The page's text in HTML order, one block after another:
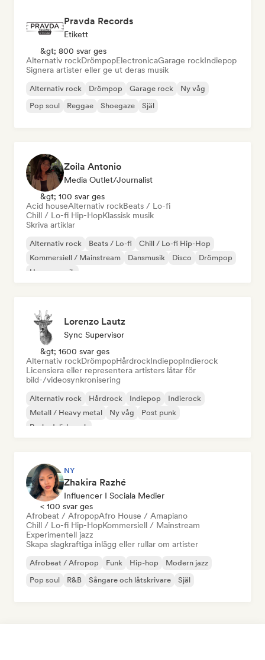
Pravda Records
Etikett
&gt; 800 svar ges
Alternativ rockDrömpopElectronicaGarage rockIndiepop
Signera artister eller ge ut deras musik
Alternativ rock Drömpop Garage rock
Ny våg
Pop soul
Reggae Shoegaze Själ
Zoila Antonio
Media Outlet/Journalist
&gt; 100 svar ges
Acid houseAlternativ rockBeats / Lo-fi
Chill / Lo-fi Hip-HopKlassisk musik
Skriva artiklar
Alternativ rock Beats / Lo-fi
Chill / Lo-fi Hip-Hop
Kommersiell / Mainstream
Dansmusik Disco
Drömpop
House-musik
Lorenzo Lautz
Sync Supervisor
&gt; 1600 svar ges
Alternativ rockDrömpopHårdrockIndiepopIndierock
Licensiera eller representera artisters låtar för
bild-/videosynkronisering
Alternativ rock Hårdrock Indiepop
Indierock
Metall / Heavy metal
Ny våg
Post punk
Psykedelisk rock
NY
Zhakira Razhé
Influencer I Sociala Medier
< 100 svar ges
Afrobeat / AfropopAfro House / Amapiano
Chill / Lo-fi Hip-HopKommersiell / Mainstream
Experimentell jazz
Skapa slagkraftiga inlägg eller rullar om artister
Afrobeat / Afropop Funk Hip-hop
Modern jazz
Pop soul
R&B Sångare och låtskrivare Själ